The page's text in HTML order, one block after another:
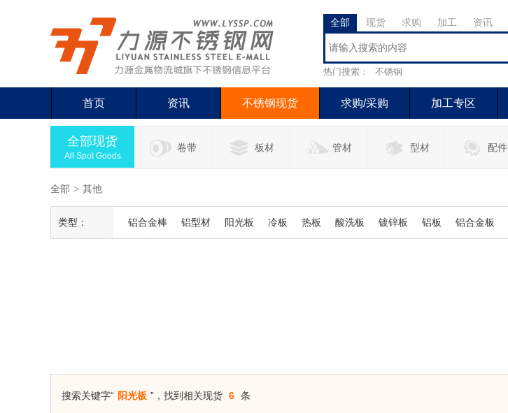
全部 现货 求购 加工 资讯
热门搜索： 不锈钢
首页 资讯 不锈钢现货 求购/采购 加工专区
全部现货
All Spot Goods
卷带 板材 管材 型材 配件
全部 > 其他
类型： 铝合金棒 铝型材 阳光板 冷板 热板 酸洗板 镀锌板 铝板 铝合金板
搜索关键字“ 阳光板 ”，找到相关现货 6 条